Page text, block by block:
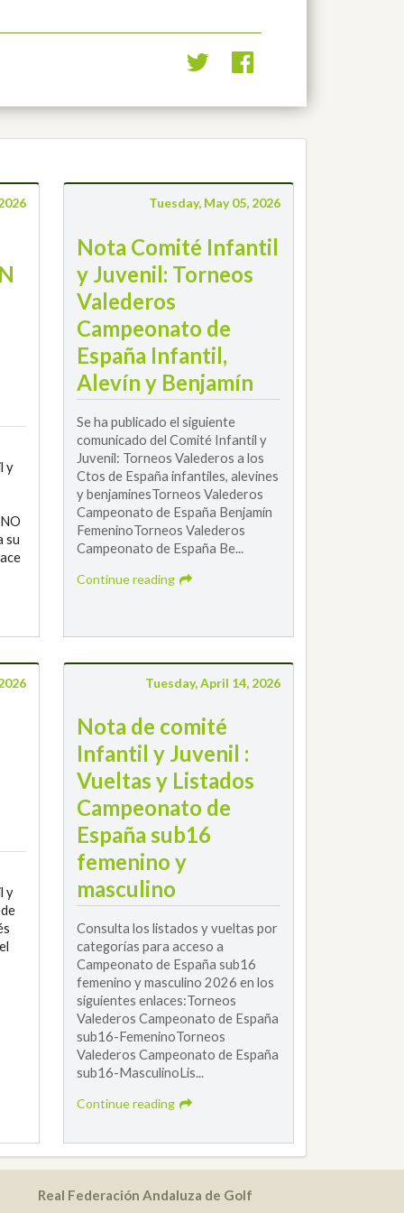
y
su
Tuesday, May 05, 2026
Nota Comité Infantil
y Juvenil: Torneos
Valederos
Campeonato de
España Infantil,
Alevín y Benjamín
Se ha publicado el siguiente
comunicado del Comité Infantil y
Juvenil: Torneos Valederos a los
Ctos de España infantiles, alevines
y benjaminesTorneos Valederos
Campeonato de España Benjamín
FemeninoTorneos Valederos
Campeonato de España Be...
Continue reading
y
Tuesday, April 14, 2026
Nota de comité
Infantil y Juvenil :
Vueltas y Listados
Campeonato de
España sub16
femenino y
masculino
Consulta los listados y vueltas por
categorías para acceso a
Campeonato de España sub16
femenino y masculino 2026 en los
siguientes enlaces:Torneos
Valederos Campeonato de España
sub16-FemeninoTorneos
Valederos Campeonato de España
sub16-MasculinoLis...
Continue reading
Real Federación Andaluza de Golf